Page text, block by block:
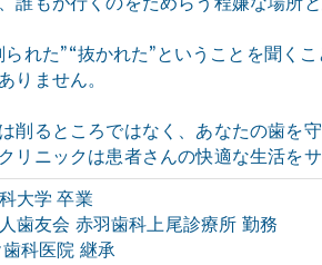
れた” “抜かれた”ということを聞く
りません。
削るところではなく、あなたの歯を守
リニックは患者さんの快適な生活をサ
大学 卒業
歯友会 赤羽歯科上尾診療所 勤務
科医院 継承